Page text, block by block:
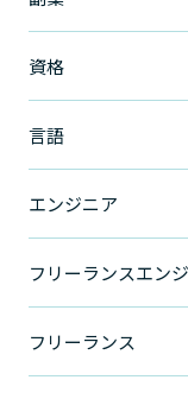
資格
言語
エンジニア
フリーランスエン
フリーランス